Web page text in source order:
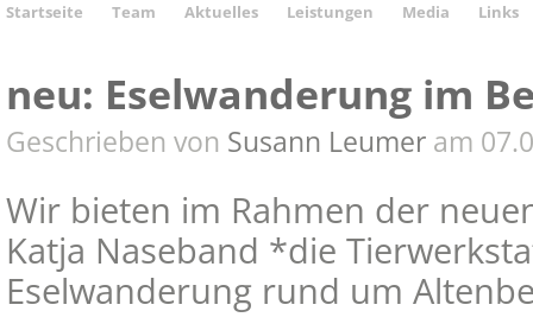
Startseite Team Aktuelles Leistungen Media Links
neu: Eselwanderung im
Geschrieben von Susann Leumer am
Wir bieten im Rahmen der
Katja Naseband *die
Eselwanderung rund um